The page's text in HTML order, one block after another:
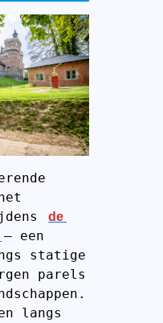
de
– een
statige
parels
langs